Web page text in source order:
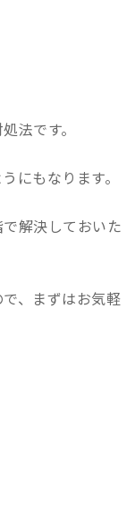
法です。
にもなります。
解決しておいた
、まずはお気軽